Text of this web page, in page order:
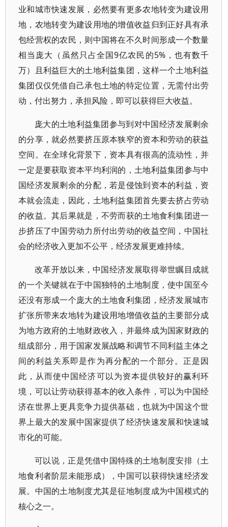
业和城市快速发展，必然要有更多农地转变为建设用
地，农地转变为建设用地的增值收益归到正好具有承
包经营权的农民，则中国将在不久时间形成一个数量
相当庞大（虽然只占全国9亿农民的5%，也有数千
万）且利益巨大的土地利益集团，这样一个土地利益
集团仅仅凭借自己承包土地的特定位置，无需付出劳
动，付出努力，承担风险，即可以获得巨大收益。
庞大的土地利益集团参与到对中国经济发展剩余
的分享，就必然要挤压原本狭窄的资本和劳动的获益
空间。在全球化背景下，资本具有很高的流动性，并
一定是要获取资本平均利润的，土地利益集团参与中
国经济发展剩余的分配，若是侵蚀到资本的利益，资
本就会流走，因此，土地利益集团首先要去挤占劳动
的收益。其后果就是，不劳而获的土地食利集团进一
步挤压了中国劳动力所付出劳动的收益空间，中国社
会的经济收入更加不公平，经济发展更难持续。
改革开放以来，中国经济发展取得举世瞩目成就
的一个关键就在于中国独特的土地制度，使中国至今
还没有形成一个庞大的土地食利集团，经济发展城市
扩张所带来农地转为建设用地增值收益的主要部分成
为地方政府的土地财政收入，并最终成为国家财政的
组成部分，用于国家发展战略和调节不同利益主体之
间的利益关系即是作为再分配的一个部分。正是因
此，从而使中国经济可以为资本提供较好的赢利环
境，可以让劳动获得基本的收入条件，可以为中国经
济在世界上更具竞争力提供基础，也就为中国这个世
界上最大的发展中国家提供了经济快速发展和快速城
市化的可能。
可以说，正是凭借中国特殊的土地制度安排（土
地食利者阶层未能形成），中国可以获得快速经济发
展。中国的土地制度尤其是征地制度成为中国模式的
核心之一。